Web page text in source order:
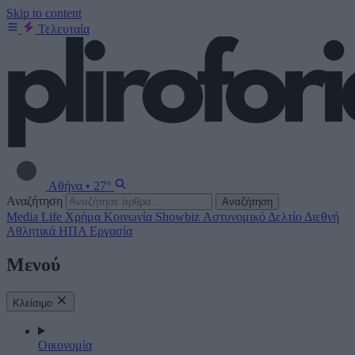
Skip to content
Τελευταία
Αθήνα • 27°
Αναζήτηση
Αναζήτηση
Media Life Χρήμα Κοινωνία Showbiz Αστυνομικό Δελτίο Διεθνή
Αθλητικά ΗΠΑ Εργασία
Μενού
Κλείσιμο
Οικονομία